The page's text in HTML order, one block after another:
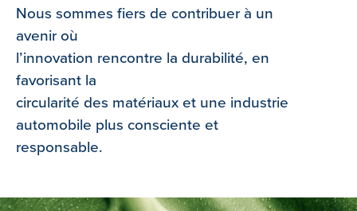
Nous sommes fiers de contribuer à un
avenir où
l’innovation rencontre la durabilité, en
favorisant la
circularité des matériaux et une industrie
automobile plus consciente et
responsable.